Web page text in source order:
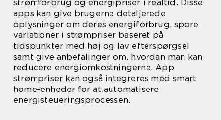
strømforbrug og energipriser i realtid. Disse
apps kan give brugerne detaljerede
oplysninger om deres energiforbrug, spore
variationer i strømpriser baseret på
tidspunkter med høj og lav efterspørgsel
samt give anbefalinger om, hvordan man kan
reducere energiomkostningerne. App
strømpriser kan også integreres med smart
home-enheder for at automatisere
energisteueringsprocessen.